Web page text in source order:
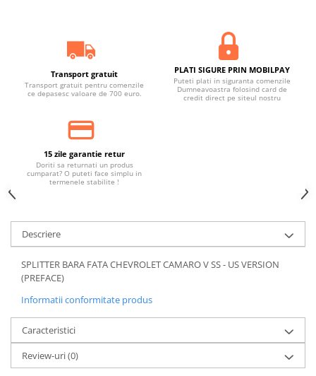
Praguri tuning
Tuning evacuare
Accesorii tobe
Capete toba
Tobe sport
Tuning iluminari
Becuri LED
Faruri
Iluminari autoutilitare
Kituri xenon
Lumini la numar
Proiectoare ceata
Semnalizari aripa
Semnalizari fata
Transport gratuit
Transport gratuit pentru comenzile
ce depasesc valoare de 700 euro.
PLATI SIGURE PRIN MOBILPAY
Puteti plati in siguranta comenzile
Dumneavoastra folosind card de
credit direct pe siteul nostru
15 zile garantie retur
Doriti sa returnati un produs
cumparat? O puteti face simplu in
termenele stabilite !
Descriere
SPLITTER BARA FATA CHEVROLET CAMARO V SS - US VERSION
(PREFACE)
Informatii conformitate produs
Caracteristici
Review-uri(0)